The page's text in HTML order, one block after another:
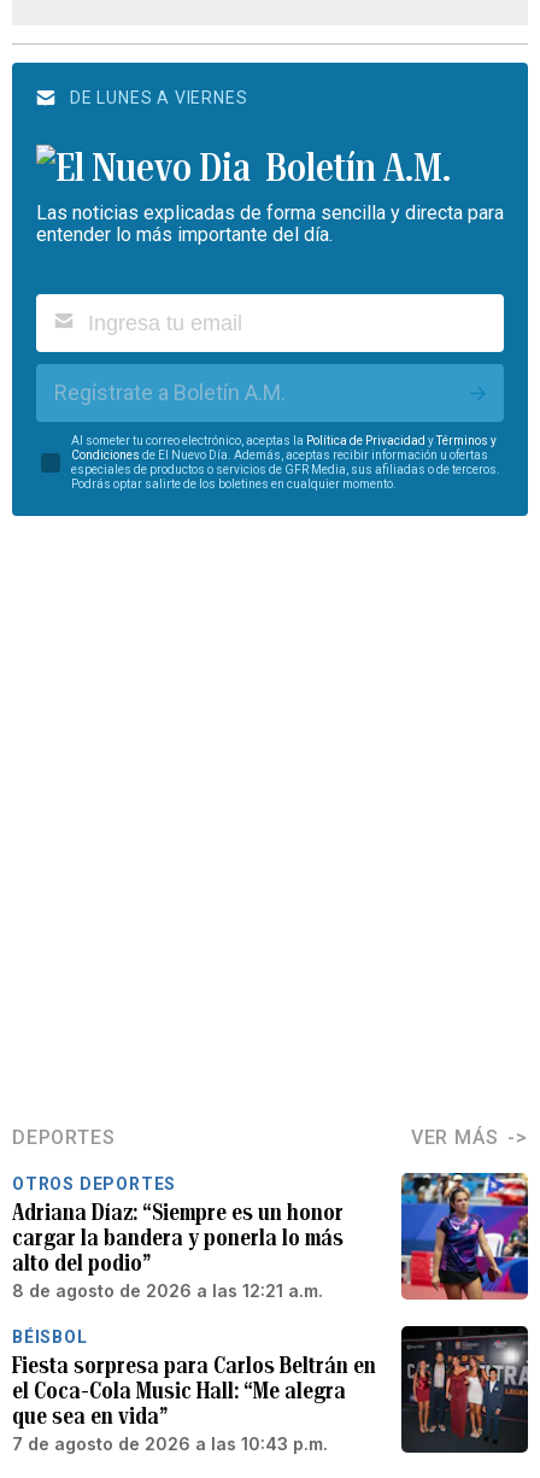
DE LUNES A VIERNES
Boletín A.M.
Las noticias explicadas de forma sencilla y directa para
entender lo más importante del día.
Regístrate a Boletín A.M.
Al someter tu correo electrónico, aceptas la Política de Privacidad yTérminos y
Condiciones de El Nuevo Día. Además, aceptas recibir información u ofertas
especiales de productos o servicios de GFR Media, sus afiliadas o de terceros.
Podrás optar salirte de los boletines en cualquier momento.
DEPORTES VER MÁS
OTROS DEPORTES
Adriana Díaz: “Siempre es un honor
cargar la bandera y ponerla lo más
alto del podio”
8 de agosto de 2026 a las 12:21 a.m.
BÉISBOL
Fiesta sorpresa para Carlos Beltrán en
el Coca-Cola Music Hall: “Me alegra
que sea en vida”
7 de agosto de 2026 a las 10:43 p.m.